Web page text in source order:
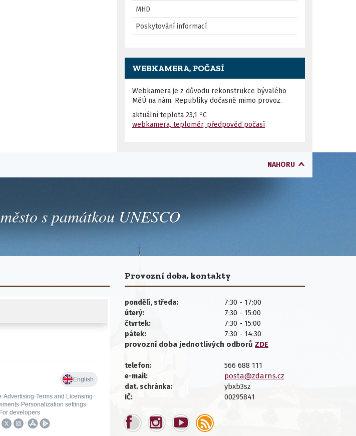
MHD
Poskytování informací
WEBKAMERA, POČASÍ
Webkamera je z důvodu rekonstrukce bývalého
MěÚ na nám. Republiky dočasně mimo provoz.
aktuální teplota 23,1 oC
webkamera, teploměr, předpověď počasí
NAHORU
město s památkou UNESCO
Provozní doba, kontakty
pondělí, středa: 7:30 - 17:00
úterý: 7:30 - 15:00
čtvrtek: 7:30 - 15:00
pátek:
7:30 - 14:30
provozní doba jednotlivých odborů ZDE
telefon: 566 688 111
e-mail: posta@zdarns.cz
dat. schránka: ybxb3sz
IČ: 00295841